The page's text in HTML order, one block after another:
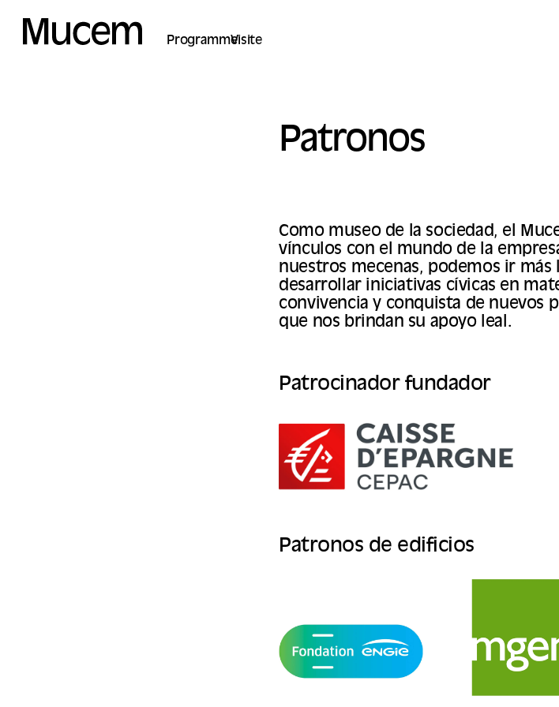
ProgrammeVisite
Patronos
Como museo de la sociedad, el
vínculos con el mundo de la
nuestros mecenas, podemos ir
desarrollar iniciativas cívicas en
convivencia y conquista de nuevos
que nos brindan su apoyo leal.
Patrocinador fundador
Patronos de edificios